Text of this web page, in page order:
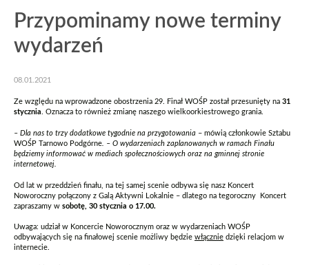
Przypominamy nowe terminy
wydarzeń
08.01.2021
Ze względu na wprowadzone obostrzenia 29. Finał WOŚP został przesunięty na 31
stycznia. Oznacza to również zmianę naszego wielkoorkiestrowego grania.
– Dla nas to trzy dodatkowe tygodnie na przygotowania – mówią członkowie Sztabu
WOŚP Tarnowo Podgórne . – O wydarzeniach zaplanowanych w ramach Finału
będziemy informować w mediach społecznościowych oraz na gminnej stronie
internetowej.
Od lat w przeddzień finału, na tej samej scenie odbywa się nasz Koncert
Noworoczny połączony z Galą Aktywni Lokalnie – dlatego na tegoroczny Koncert
zapraszamy w sobotę, 30 stycznia o 17.00.
Uwaga: udział w Koncercie Noworocznym oraz w wydarzeniach WOŚP
odbywających się na finałowej scenie możliwy będzie włącznie dzięki relacjom w
internecie.